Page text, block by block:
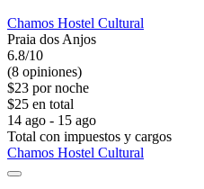
Chamos Hostel Cultural
Praia dos Anjos
6.8/10
(8 opiniones)
$23 por noche
$25 en total
14 ago - 15 ago
Total con impuestos y cargos
Chamos Hostel Cultural